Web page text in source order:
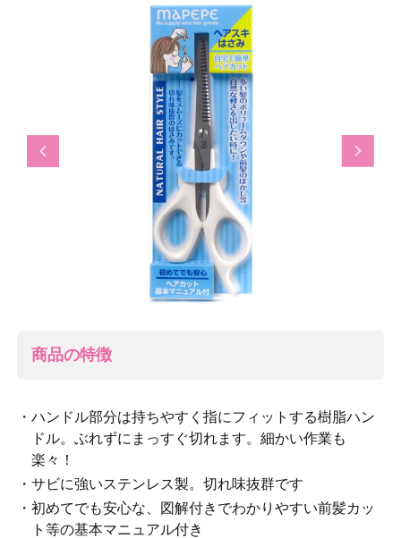
Previous Next
商品の特徴
・ハンドル部分は持ちやすく指にフィットする樹脂ハン
ドル。ぶれずにまっすぐ切れます。細かい作業も
楽々！
・サビに強いステンレス製。切れ味抜群です
・初めてでも安心な、図解付きでわかりやすい前髪カッ
ト等の基本マニュアル付き